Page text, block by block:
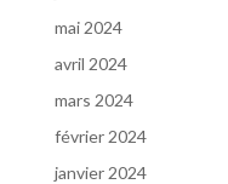
mai 2024
avril 2024
mars 2024
février 2024
janvier 2024